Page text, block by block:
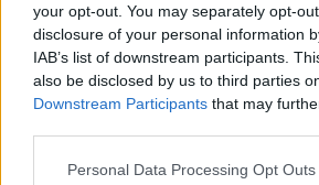
your opt-out. You may separately opt-
disclosure of your personal information
IAB’s list of downstream participants.
also be disclosed by us to third parties
Downstream Participants that may
Personal Data Processing Opt Outs
Taximetristul zice că
bătut pe el!